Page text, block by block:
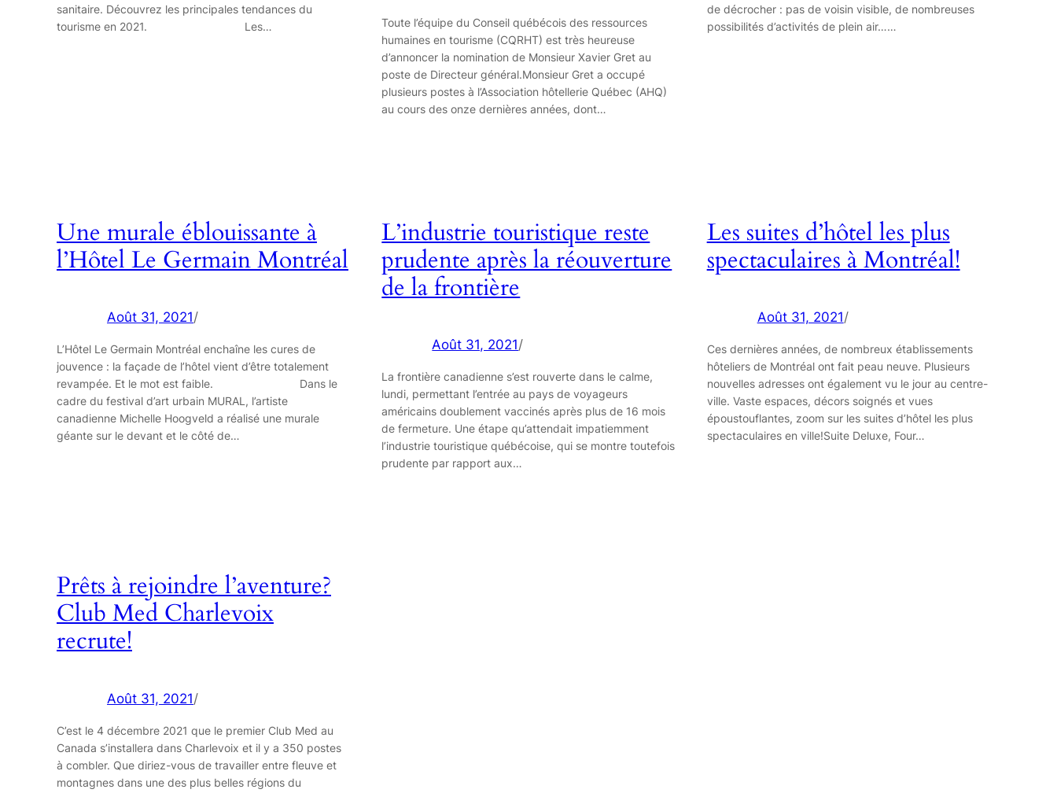
sanitaire. Découvrez les principales tendances du
tourisme en 2021. ⠀⠀⠀⠀⠀⠀⠀⠀⠀⠀⠀⠀Les…
Toute l’équipe du Conseil québécois des ressources
humaines en tourisme (CQRHT) est très heureuse
d’annoncer la nomination de Monsieur Xavier Gret au
poste de Directeur général.Monsieur Gret a occupé
plusieurs postes à l’Association hôtellerie Québec (AHQ)
au cours des onze dernières années, dont…
de décrocher : pas de voisin visible, de nombreuses
possibilités d’activités de plein air……
Une murale éblouissante à
l’Hôtel Le Germain Montréal
Août 31, 2021/
L’Hôtel Le Germain Montréal enchaîne les cures de
jouvence : la façade de l’hôtel vient d’être totalement
revampée. Et le mot est faible.⠀⠀⠀⠀⠀⠀⠀⠀⠀⠀⠀Dans le
cadre du festival d’art urbain MURAL, l’artiste
canadienne Michelle Hoogveld a réalisé une murale
géante sur le devant et le côté de…
L’industrie touristique reste
prudente après la réouverture
de la frontière
Août 31, 2021/
La frontière canadienne s’est rouverte dans le calme,
lundi, permettant l’entrée au pays de voyageurs
américains doublement vaccinés après plus de 16 mois
de fermeture. Une étape qu’attendait impatiemment
l’industrie touristique québécoise, qui se montre toutefois
prudente par rapport aux…
Les suites d’hôtel les plus
spectaculaires à Montréal!
Août 31, 2021/
Ces dernières années, de nombreux établissements
hôteliers de Montréal ont fait peau neuve. Plusieurs
nouvelles adresses ont également vu le jour au centre-
ville. Vaste espaces, décors soignés et vues
époustouflantes, zoom sur les suites d’hôtel les plus
spectaculaires en ville!Suite Deluxe, Four…
Prêts à rejoindre l’aventure?
Club Med Charlevoix
recrute!
Août 31, 2021/
C’est le 4 décembre 2021 que le premier Club Med au
Canada s’installera dans Charlevoix et il y a 350 postes
à combler. Que diriez-vous de travailler entre fleuve et
montagnes dans une des plus belles régions du